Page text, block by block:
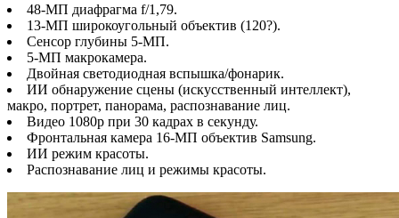
48-МП диафрагма f/1,79.
13-МП широкоугольный объектив (120?).
Сенсор глубины 5-МП.
5-МП макрокамера.
Двойная светодиодная вспышка/фонарик.
ИИ обнаружение сцены (искусственный интеллект),
макро, портрет, панорама, распознавание лиц.
Видео 1080p при 30 кадрах в секунду.
Фронтальная камера 16-МП объектив Samsung.
ИИ режим красоты.
Распознавание лиц и режимы красоты.